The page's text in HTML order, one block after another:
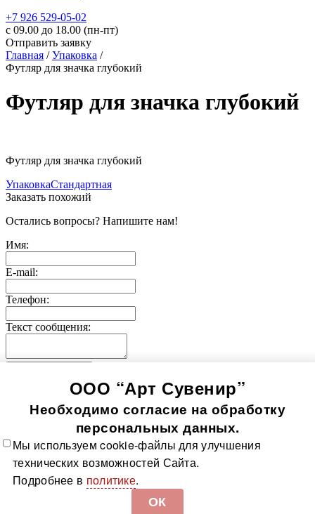
+7 926 529-05-02
c 09.00 до 18.00 (пн-пт)
Отправить заявку
Главная /Упаковка /
Футляр для значка глубокий
Футляр для значка глубокий
Футляр для значка глубокий
УпаковкаСтандартная
Заказать похожий
Остались вопросы? Напишите нам!
Имя:
E-mail:
Телефон:
Текст сообщения:
Значки-медали
Использование информации, содержащейся на сайте, в том
числе фото продукции, без согласия правообладателя, влечет
возникновение ответственности согласно ст. 1250-1252 ГК
РФ, ст. 7.12 КоАП РФ и ст. 146, 147 УК РФ
Все значки Все медали О компании Контакты
изготовления Политика в отношении обработки
персональных данных Доставка и оплата
ООО “Арт Сувенир”
Необходимо согласие на обработку
персональных данных.
Мы используем cookie-файлы для улучшения
технических возможностей Сайта.
Подробнее в политике.
ОК